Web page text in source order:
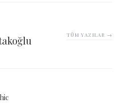
TÜM YAZILAR →